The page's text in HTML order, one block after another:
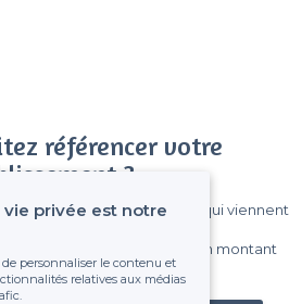
référencer votre
?
parmi le million de visiteurs qui viennent
engagement, vous payez un montant
de voir déraper la facture.
privée est notre
personnaliser le contenu et
relatives aux médias